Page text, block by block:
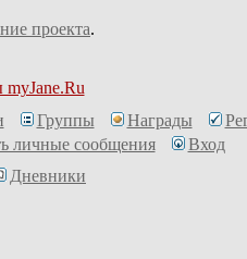
проекта.
Группы Награды
личные сообщения
Вход
Дневники